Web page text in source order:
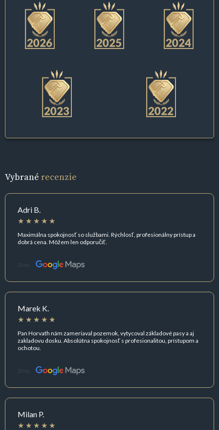
Vybrané recenzie
Adri B.
Maximálna spokojnosť so službami. Rýchlosť, profesionálny prístup a
dobrá cena. Môžem len odporučiť.
Zdroj:
Marek K.
Pan Horvath nám zameriaval pozemok, vytycoval základové pasy a aj
zakladovu dosku. Absolútna spokojnosť s profesionalitou, prístupom a
ochotou.
Zdroj:
Milan P.